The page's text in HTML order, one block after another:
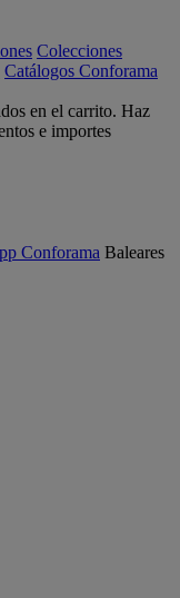
Colecciones
Catálogos Conforama
en el carrito. Haz
e importes
Conforama Baleares